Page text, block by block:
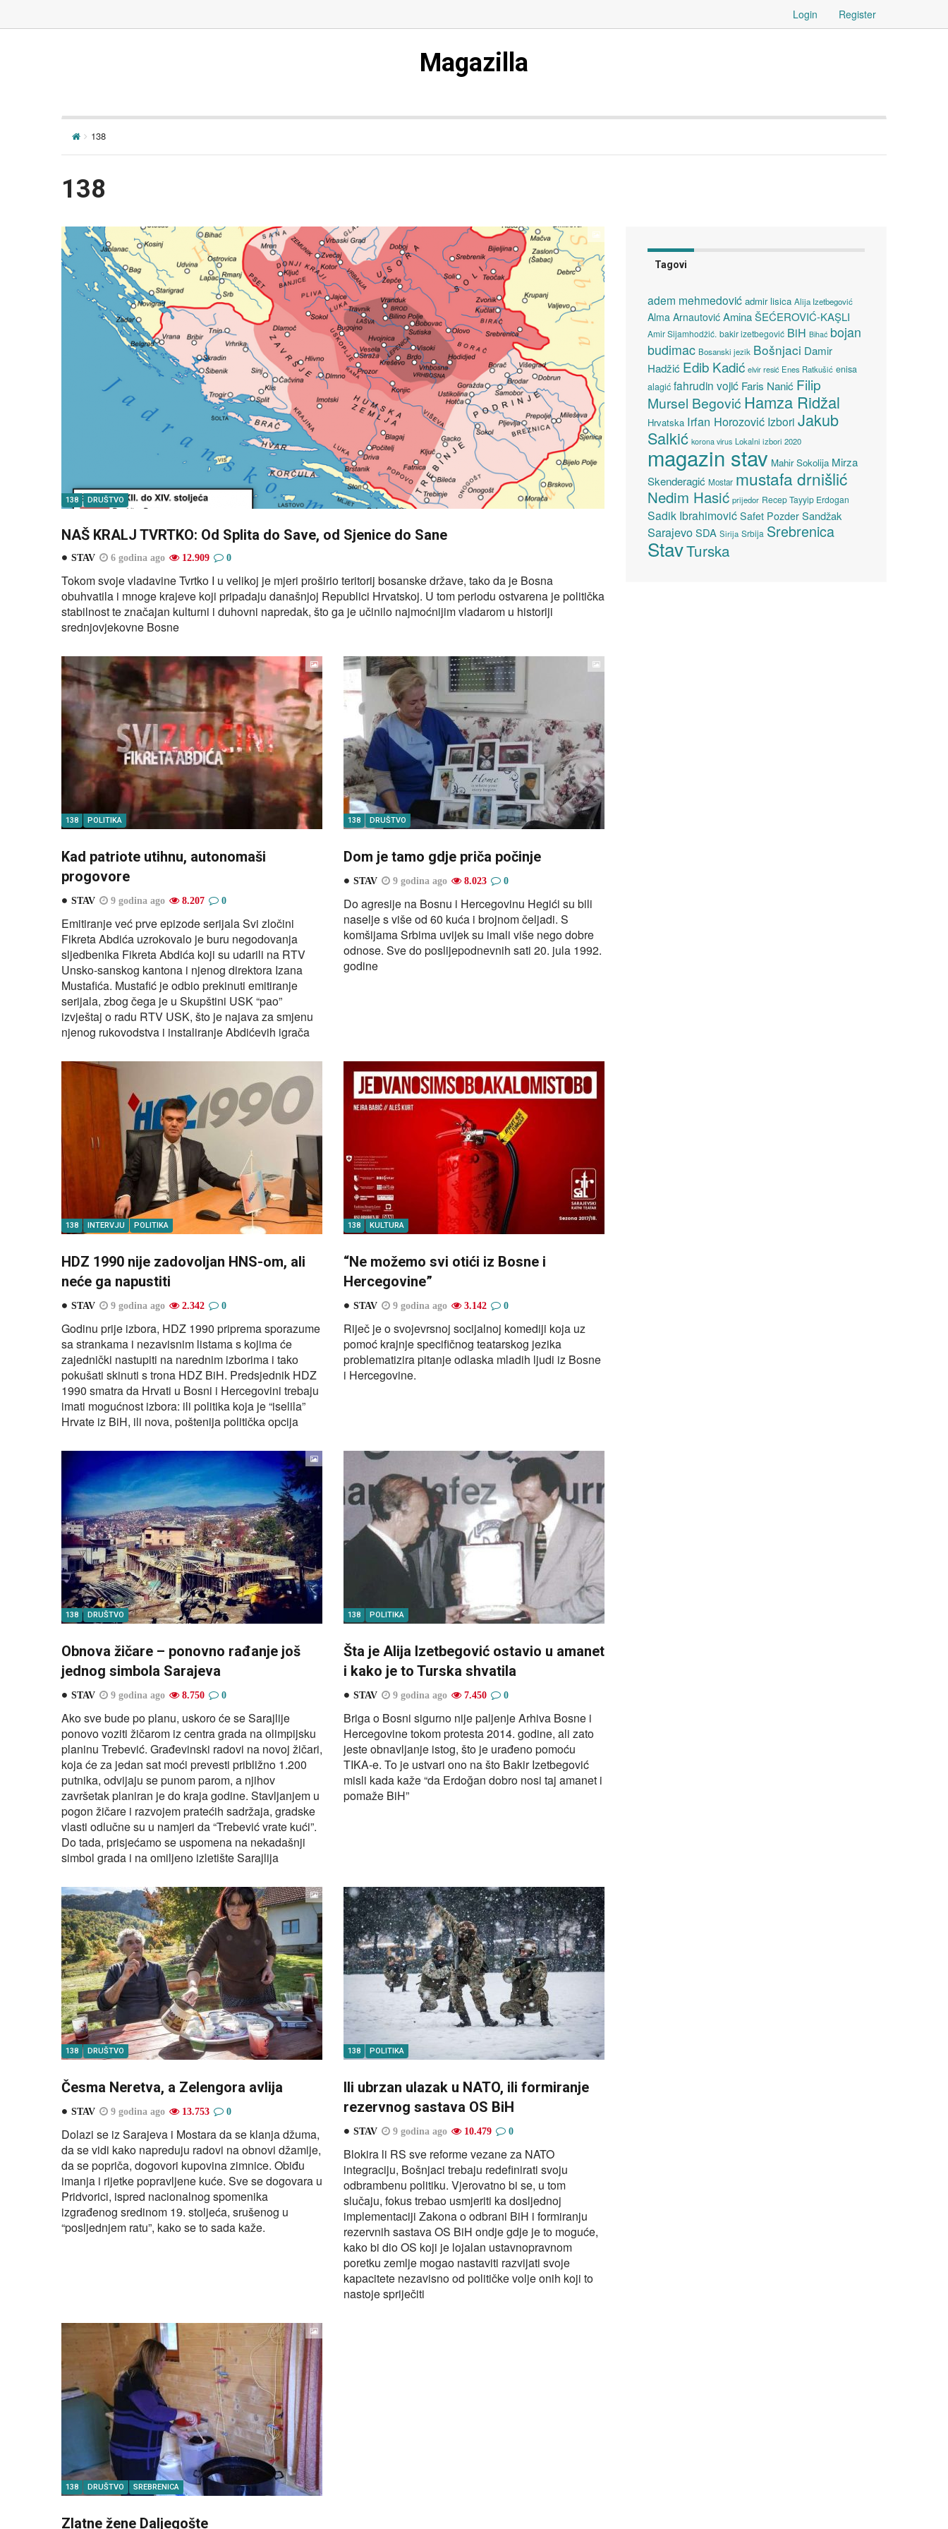
Login Register
Magazilla
138
138
138 DRUŠTVO
NAŠ KRALJ TVRTKO: Od Splita do Save, od Sjenice do Sane
STAV 6 godina ago 12.909 0
Tokom svoje vladavine Tvrtko I u velikoj je mjeri proširio teritorij bosanske države, tako da je Bosna
obuhvatila i mnoge krajeve koji pripadaju današnjoj Republici Hrvatskoj. U tom periodu ostvarena je politička
stabilnost te značajan kulturni i duhovni napredak, što ga je učinilo najmoćnijim vladarom u historiji
srednjovjekovne Bosne
138 POLITIKA
Kad patriote utihnu, autonomaši
progovore
STAV 9 godina ago 8.207 0
Emitiranje već prve epizode serijala Svi zločini
Fikreta Abdića uzrokovalo je buru negodovanja
sljedbenika Fikreta Abdića koji su udarili na RTV
Unsko-sanskog kantona i njenog direktora Izana
Mustafića. Mustafić je odbio prekinuti emitiranje
serijala, zbog čega je u Skupštini USK “pao”
izvještaj o radu RTV USK, što je najava za smjenu
njenog rukovodstva i instaliranje Abdićevih igrača
138 DRUŠTVO
Dom je tamo gdje priča počinje
STAV 9 godina ago 8.023 0
Do agresije na Bosnu i Hercegovinu Hegići su bili
naselje s više od 60 kuća i brojnom čeljadi. S
komšijama Srbima uvijek su imali više nego dobre
odnose. Sve do poslijepodnevnih sati 20. jula 1992.
godine
138 INTERVJU POLITIKA
HDZ 1990 nije zadovoljan HNS-om, ali
neće ga napustiti
STAV 9 godina ago 2.342 0
Godinu prije izbora, HDZ 1990 priprema sporazume
sa strankama i nezavisnim listama s kojima će
zajednički nastupiti na narednim izborima i tako
pokušati skinuti s trona HDZ BiH. Predsjednik HDZ
1990 smatra da Hrvati u Bosni i Hercegovini trebaju
imati mogućnost izbora: ili politika koja je “iselila”
Hrvate iz BiH, ili nova, poštenija politička opcija
138 KULTURA
“Ne možemo svi otići iz Bosne i
Hercegovine”
STAV 9 godina ago 3.142 0
Riječ je o svojevrsnoj socijalnoj komediji koja uz
pomoć krajnje specifičnog teatarskog jezika
problematizira pitanje odlaska mladih ljudi iz Bosne
i Hercegovine.
138 DRUŠTVO
Obnova žičare – ponovno rađanje još
jednog simbola Sarajeva
STAV 9 godina ago 8.750 0
Ako sve bude po planu, uskoro će se Sarajlije
ponovo voziti žičarom iz centra grada na olimpijsku
planinu Trebević. Građevinski radovi na novoj žičari,
koja će za jedan sat moći prevesti približno 1.200
putnika, odvijaju se punom parom, a njihov
završetak planiran je do kraja godine. Stavljanjem u
pogon žičare i razvojem pratećih sadržaja, gradske
vlasti odlučne su u namjeri da “Trebević vrate kući”.
Do tada, prisjećamo se uspomena na nekadašnji
simbol grada i na omiljeno izletište Sarajlija
138 POLITIKA
Šta je Alija Izetbegović ostavio u amanet
i kako je to Turska shvatila
STAV 9 godina ago 7.450 0
Briga o Bosni sigurno nije paljenje Arhiva Bosne i
Hercegovine tokom protesta 2014. godine, ali zato
jeste obnavljanje istog, što je urađeno pomoću
TIKA-e. To je ustvari ono na što Bakir Izetbegović
misli kada kaže “da Erdoğan dobro nosi taj amanet i
pomaže BiH”
138 DRUŠTVO
Česma Neretva, a Zelengora avlija
STAV 9 godina ago 13.753 0
Dolazi se iz Sarajeva i Mostara da se klanja džuma,
da se vidi kako napreduju radovi na obnovi džamije,
da se popriča, dogovori kupovina zimnice. Obiđu
imanja i rijetke popravljene kuće. Sve se dogovara u
Pridvorici, ispred nacionalnog spomenika
izgrađenog sredinom 19. stoljeća, srušenog u
“posljednjem ratu”, kako se to sada kaže.
138 POLITIKA
Ili ubrzan ulazak u NATO, ili formiranje
rezervnog sastava OS BiH
STAV 9 godina ago 10.479 0
Blokira li RS sve reforme vezane za NATO
integraciju, Bošnjaci trebaju redefinirati svoju
odbrambenu politiku. Vjerovatno bi se, u tom
slučaju, fokus trebao usmjeriti ka dosljednoj
implementaciji Zakona o odbrani BiH i formiranju
rezervnih sastava OS BiH ondje gdje je to moguće,
kako bi dio OS koji je lojalan ustavnopravnom
poretku zemlje mogao nastaviti razvijati svoje
kapacitete nezavisno od političke volje onih koji to
nastoje spriječiti
138 DRUŠTVO SREBRENICA
Zlatne žene Daljegošte
Tagovi
adem mehmedović admir lisica Alija Izetbegović
Alma Arnautović Amina ŠEĆEROVIĆ-KAŞLI
Amir Sijamhodžić. bakir izetbegović BiH Bihać bojan
budimac Bosanski jezik Bošnjaci Damir
Hadžić Edib Kadić elvir resić Enes Ratkušić enisa
alagić fahrudin vojić Faris Nanić Filip
Mursel Begović Hamza Ridžal
Hrvatska Irfan Horozović Izbori Jakub
Salkić korona virus Lokalni izbori 2020
magazin stav Mahir Sokolija Mirza
Skenderagić Mostar mustafa drnišlić
Nedim Hasić prijedor Recep Tayyip Erdogan
Sadik Ibrahimović Safet Pozder Sandžak
SarajevoSDA Sirija Srbija Srebrenica
StavTurska